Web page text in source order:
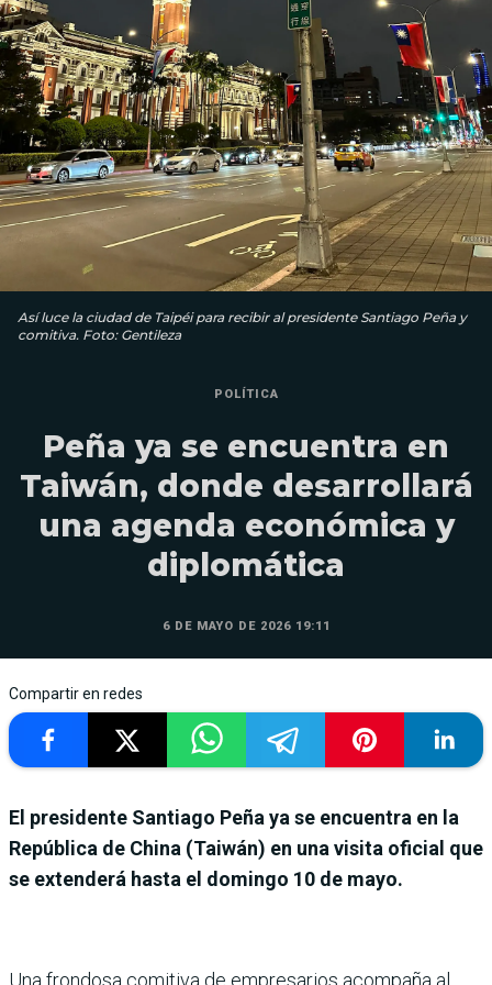
Así luce la ciudad de Taipéi para recibir al presidente Santiago Peña y
comitiva. Foto: Gentileza
POLÍTICA
Peña ya se encuentra en
Taiwán, donde desarrollará
una agenda económica y
diplomática
6 DE MAYO DE 2026 19:11
Compartir en redes
El presidente Santiago Peña ya se encuentra en la
República de China (Taiwán) en una visita oficial que
se extenderá hasta el domingo 10 de mayo.
Una frondosa comitiva de empresarios acompaña al